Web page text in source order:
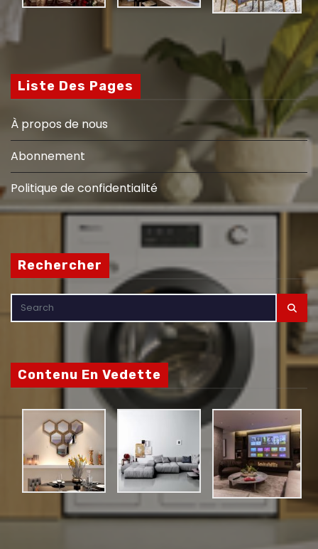
Liste Des Pages
À propos de nous
Abonnement
Politique de confidentialité
Rechercher
Contenu En Vedette